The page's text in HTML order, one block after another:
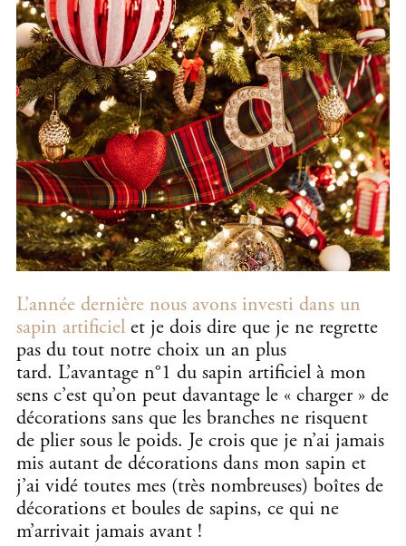
L’année dernière nous avons investi dans un
sapin artificiel et je dois dire que je ne regrette
pas du tout notre choix un an plus
tard. L’avantage n°1 du sapin artificiel à mon
sens c’est qu’on peut davantage le « charger » de
décorations sans que les branches ne risquent
de plier sous le poids. Je crois que je n’ai jamais
mis autant de décorations dans mon sapin et
j’ai vidé toutes mes (très nombreuses) boîtes de
décorations et boules de sapins, ce qui ne
m’arrivait jamais avant !